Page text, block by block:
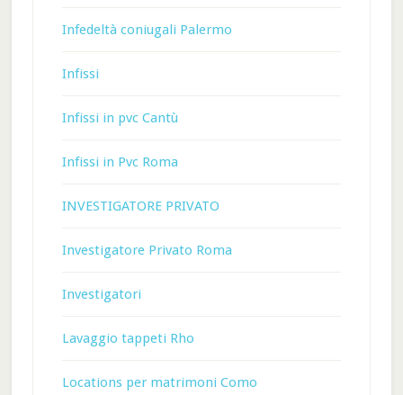
Infedeltà coniugali Palermo
Infissi
Infissi in pvc Cantù
Infissi in Pvc Roma
INVESTIGATORE PRIVATO
Investigatore Privato Roma
Investigatori
Lavaggio tappeti Rho
Locations per matrimoni Como